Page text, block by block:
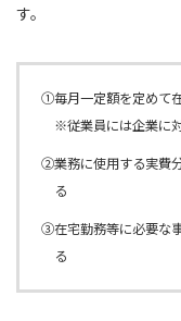
す。
①毎月一定額を定めて
※従業員には企業に
②業務に使用する実費
る
③在宅勤務等に必要な
る